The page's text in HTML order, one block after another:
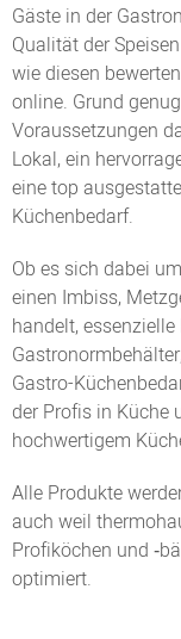
Gäste in der
Qualität der
wie diesen
online. Grund
Voraussetzungen
Lokal, ein
eine top
Küchenbedarf.
Ob es sich dabei
einen Imbiss,
handelt,
Gastro-
der Profis in Küche
hochwertigem
Alle Produkte
auch weil
Profiköchen und
optimiert.